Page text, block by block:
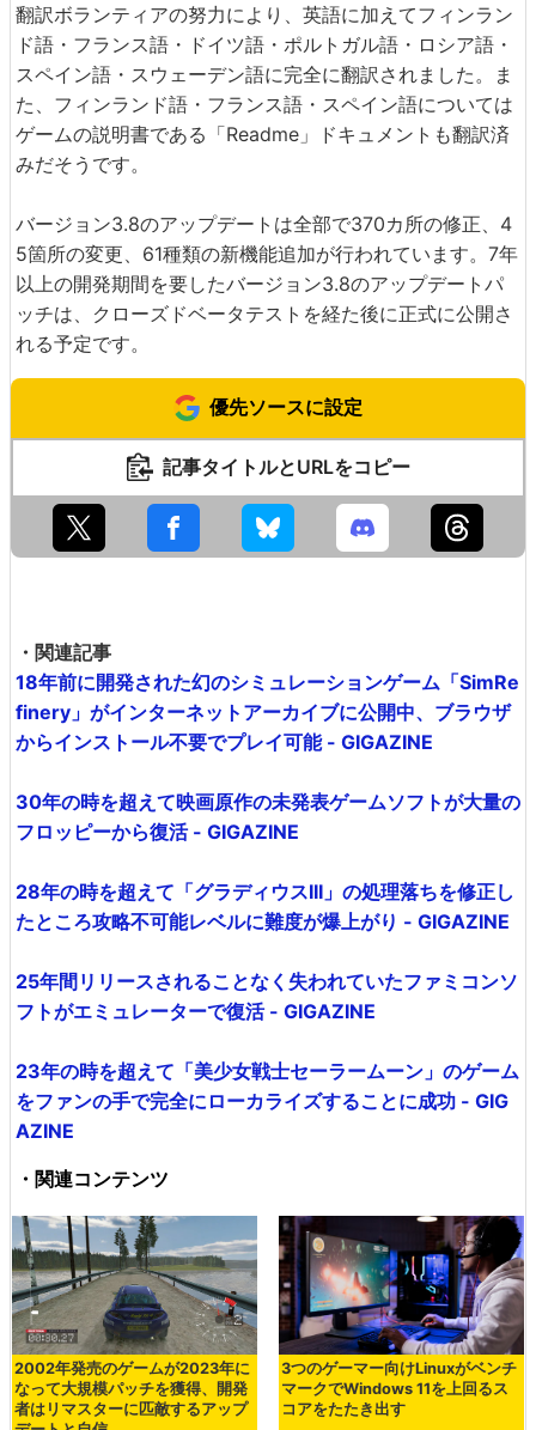
翻訳ボランティアの努力により、英語に加えてフィンラン
ド語・フランス語・ドイツ語・ポルトガル語・ロシア語・
スペイン語・スウェーデン語に完全に翻訳されました。ま
た、フィンランド語・フランス語・スペイン語については
ゲームの説明書である「Readme」ドキュメントも翻訳済
みだそうです。
バージョン3.8のアップデートは全部で370カ所の修正、4
5箇所の変更、61種類の新機能追加が行われています。7年
以上の開発期間を要したバージョン3.8のアップデートパ
ッチは、クローズドベータテストを経た後に正式に公開さ
れる予定です。
優先ソースに設定
記事タイトルとURLをコピー
・関連記事
18年前に開発された幻のシミュレーションゲーム「SimRe
finery」がインターネットアーカイブに公開中、ブラウザ
からインストール不要でプレイ可能 - GIGAZINE
30年の時を超えて映画原作の未発表ゲームソフトが大量の
フロッピーから復活 - GIGAZINE
28年の時を超えて「グラディウスIII」の処理落ちを修正し
たところ攻略不可能レベルに難度が爆上がり - GIGAZINE
25年間リリースされることなく失われていたファミコンソ
フトがエミュレーターで復活 - GIGAZINE
23年の時を超えて「美少女戦士セーラームーン」のゲーム
をファンの手で完全にローカライズすることに成功 - GIG
AZINE
・関連コンテンツ
2002年発売のゲームが2023年に
なって大規模パッチを獲得、開発
者はリマスターに匹敵するアップ
3つのゲーマー向けLinuxがベンチ
マークでWindows 11を上回るス
コアをたたき出す